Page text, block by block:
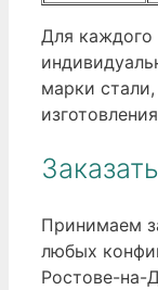
Для каждого
марки
Заказать
Принимаем
любых
Ростове-на-